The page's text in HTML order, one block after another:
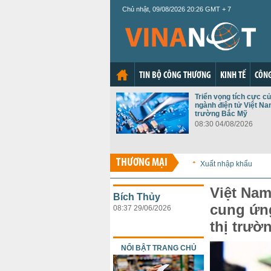
Chủ nhật, 09/08/2026 20:26 GMT + 7
TIN BỘ CÔNG THƯƠNG KINH TẾ
Triển vọng tích cực
ngành điện tử Việt
trường Bắc Mỹ
08:30 04/08/2026
THƯƠNG MẠI Xuất nhập khẩu
Việt
cung
thị
Bích Thủy
08:37 29/06/2026
NỔI BẬT TRANG CHỦ